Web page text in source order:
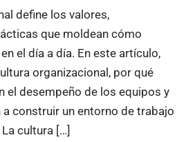
define los valores,
que moldean cómo
el día a día. En este artículo,
organizacional, por qué
el desempeño de los equipos y
construir un entorno de trabajo
cultura […]